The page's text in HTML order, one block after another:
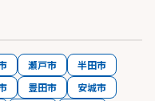
瀬戸市
半田市
豊田市
安城市